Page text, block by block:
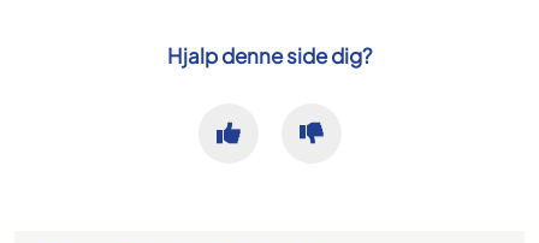
Hjalp denne side dig?